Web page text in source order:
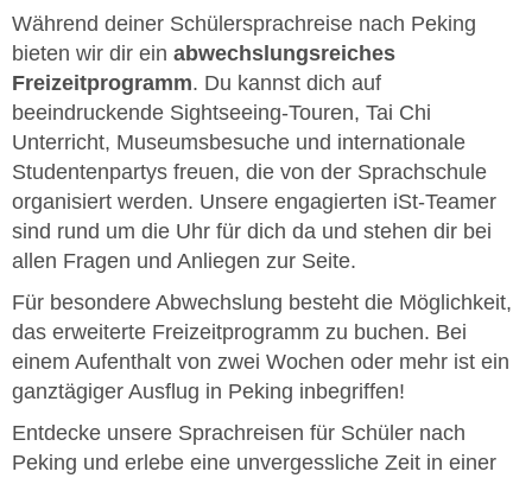
Während deiner Schülersprachreise nach Peking
bieten wir dir ein abwechslungsreiches
Freizeitprogramm. Du kannst dich auf
beeindruckende Sightseeing-Touren, Tai Chi
Unterricht, Museumsbesuche und internationale
Studentenpartys freuen, die von der Sprachschule
organisiert werden. Unsere engagierten iSt-Teamer
sind rund um die Uhr für dich da und stehen dir bei
allen Fragen und Anliegen zur Seite.
Für besondere Abwechslung besteht die Möglichkeit,
das erweiterte Freizeitprogramm zu buchen. Bei
einem Aufenthalt von zwei Wochen oder mehr ist ein
ganztägiger Ausflug in Peking inbegriffen!
Entdecke unsere Sprachreisen für Schüler nach
Peking und erlebe eine unvergessliche Zeit in einer